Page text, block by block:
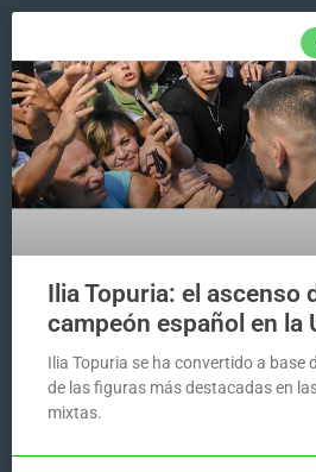
Ilia Topuria: el ascenso
campeón español en la
Ilia Topuria se ha convertido a base
de las figuras más destacadas en
mixtas.